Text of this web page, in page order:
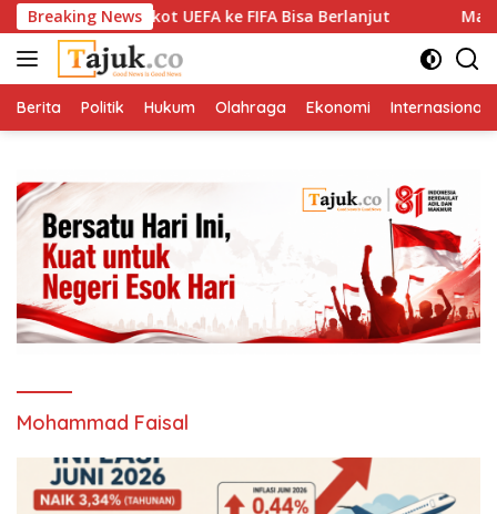
Langsung
ke
konten
Breaking News
Maaf, Boikot UEFA ke FIFA Bisa Berlanjut Madrid
Berita Politik Hukum Olahraga Ekonomi Internasional
Mohammad Faisal